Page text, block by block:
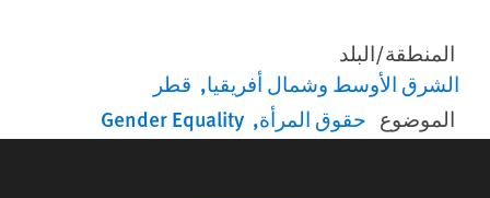
المنطقة/البلد
الشرق الأوسط وشمال أفريقيا قطر
الموضوع حقوق المرأة Gender Equality